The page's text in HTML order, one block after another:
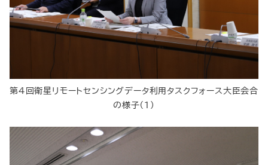
第4回衛星リモートセンシングデータ利用タスクフォース大臣会合
の様子（1）